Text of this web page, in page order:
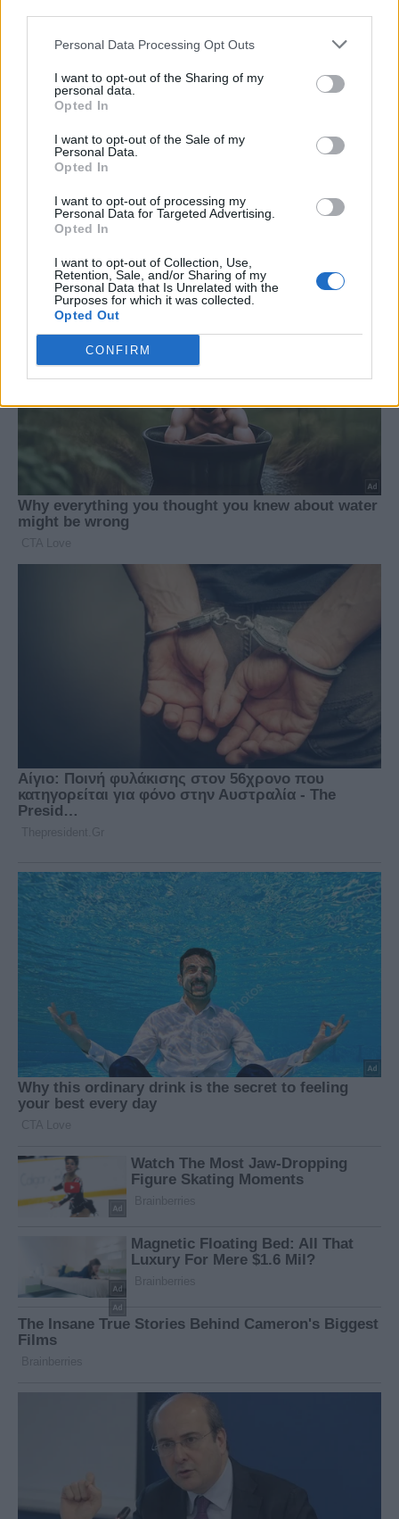
Personal Data Processing Opt Outs
I want to opt-out of the Sharing of my
personal data.
Opted In
I want to opt-out of the Sale of my
Personal Data.
Opted In
I want to opt-out of processing my
Personal Data for Targeted Advertising.
Opted In
I want to opt-out of Collection, Use,
Retention, Sale, and/or Sharing of my
Personal Data that Is Unrelated with the
Purposes for which it was collected.
Opted Out
CONFIRM